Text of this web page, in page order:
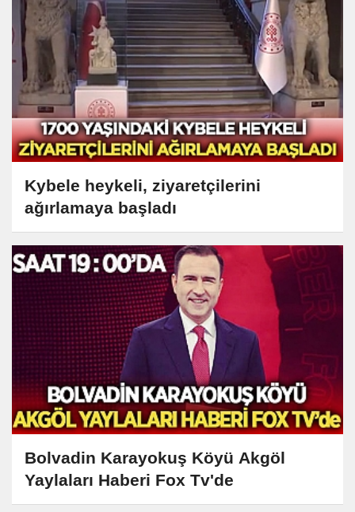
Kybele heykeli, ziyaretçilerini
ağırlamaya başladı
Bolvadin Karayokuş Köyü Akgöl
Yaylaları Haberi Fox Tv'de